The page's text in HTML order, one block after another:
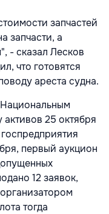
запчастей
запчасти, а
- сказал Лесков
что готовятся
ареста судна.
25 октября
первый аукцион
12 заявок,
тогда